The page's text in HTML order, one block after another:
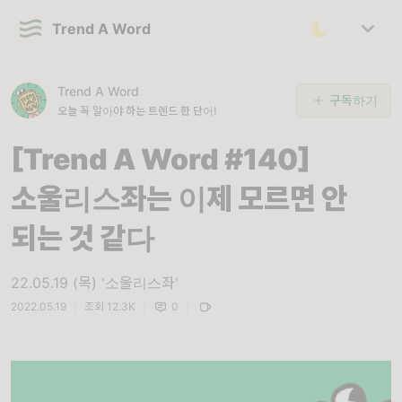
Trend A Word
Trend A Word
오늘 꼭 알아야 하는 트렌드 한 단어!
구독하기
[Trend A Word #140]
소울리스좌는 이제 모르면 안
되는 것 같다
22.05.19 (목) '소울리스좌'
2022.05.19 조회 12.3K 0